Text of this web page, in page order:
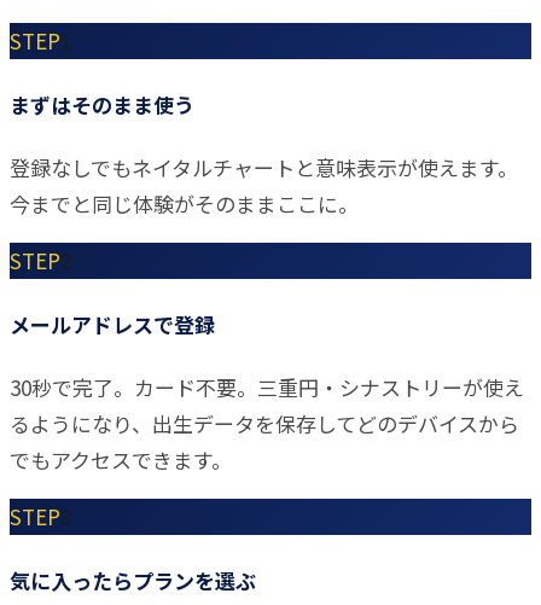
STEP1
まずはそのまま使う
登録なしでもネイタルチャートと意味表示が使えます。
今までと同じ体験がそのままここに。
STEP2
メールアドレスで登録
30秒で完了。カード不要。三重円・シナストリーが使え
るようになり、出生データを保存してどのデバイスから
でもアクセスできます。
STEP3
気に入ったらプランを選ぶ